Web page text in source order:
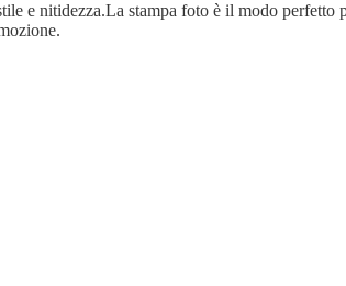
e nitidezza.La stampa foto è il modo